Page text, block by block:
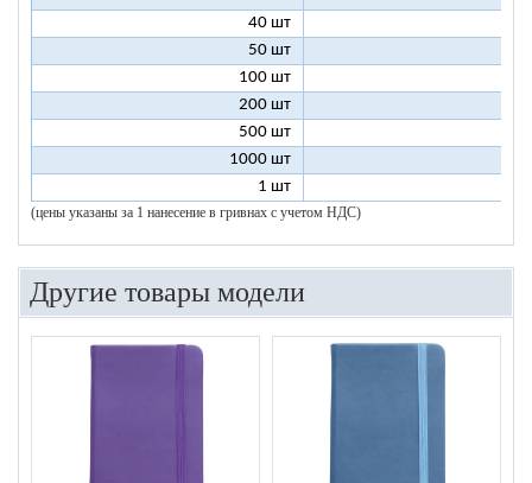
40 шт
50 шт
100 шт
200 шт
500 шт
1000 шт
1 шт
(цены указаны за 1 нанесение в гривнах с учетом НДС)
Другие товары модели